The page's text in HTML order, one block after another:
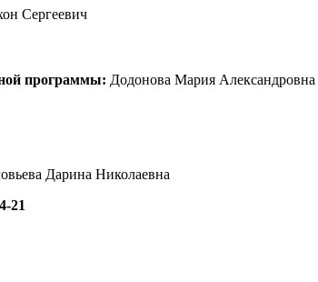
Сергеевич
программы: Додонова Мария Александровна
Дарина Николаевна
21